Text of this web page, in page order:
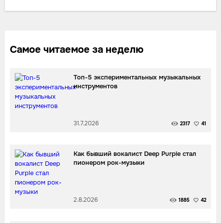
Самое читаемое за неделю
Топ-5 экспериментальных музыкальных
инструментов
31.7.2026 2317 41
Как бывший вокалист Deep Purple стал
пионером рок-музыки
2.8.2026 1885 42